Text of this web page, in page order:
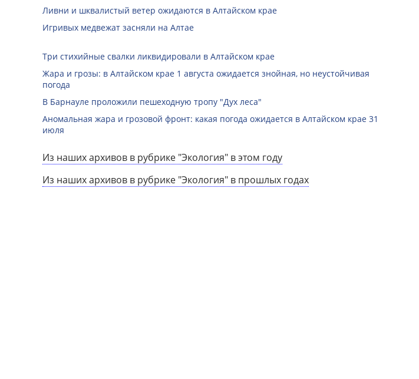
Ливни и шквалистый ветер ожидаются в Алтайском крае
Игривых медвежат засняли на Алтае
Три стихийные свалки ликвидировали в Алтайском крае
Жара и грозы: в Алтайском крае 1 августа ожидается знойная, но неустойчивая
погода
В Барнауле проложили пешеходную тропу "Дух леса"
Аномальная жара и грозовой фронт: какая погода ожидается в Алтайском крае 31
июля
Из наших архивов в рубрике "Экология" в этом году
Из наших архивов в рубрике "Экология" в прошлых годах